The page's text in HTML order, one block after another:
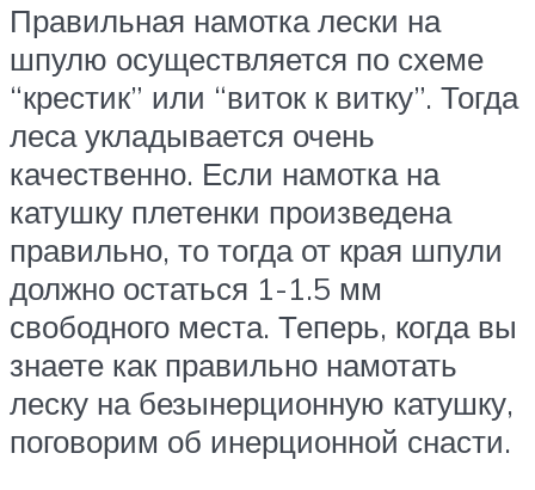
Правильная намотка лески на
шпулю осуществляется по схеме
“крестик” или “виток к витку”. Тогда
леса укладывается очень
качественно. Если намотка на
катушку плетенки произведена
правильно, то тогда от края шпули
должно остаться 1-1.5 мм
свободного места. Теперь, когда вы
знаете как правильно намотать
леску на безынерционную катушку,
поговорим об инерционной снасти.